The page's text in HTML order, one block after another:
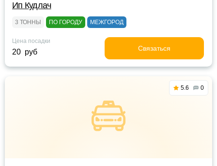
Ип Кудлач
3 ТОННЫ ПО ГОРОДУ МЕЖГОРОД
Цена посадки
20 руб Связаться
5.6 0